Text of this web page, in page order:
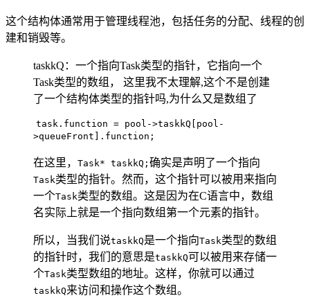
这个结构体通常用于管理线程池，包括任务的分配、线程的创
建和销毁等。
taskkQ：一个指向Task类型的指针，它指向一个
Task类型的数组， 这里我不太理解,这个不是创建
了一个结构体类型的指针吗,为什么又是数组了
task.function = pool->taskkQ[pool-
>queueFront].function;
在这里， Task* taskkQ; 确实是声明了一个指向
Task类型的指针。然而，这个指针可以被用来指向
一个Task类型的数组。这是因为在C语言中，数组
名实际上就是一个指向数组第一个元素的指针。
所以，当我们说taskkQ是一个指向Task类型的数组
的指针时，我们的意思是taskkQ可以被用来存储一
个Task类型数组的地址。这样，你就可以通过
taskkQ来访问和操作这个数组。